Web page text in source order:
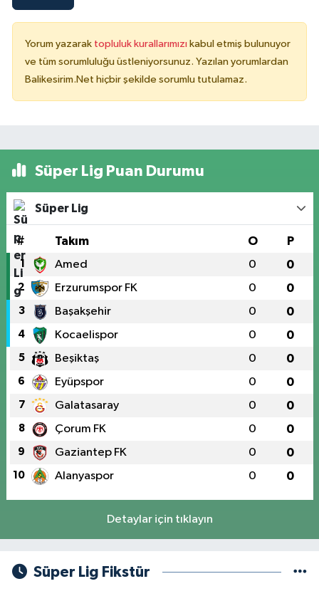
Yorum yazarak topluluk kurallarımızı kabul etmiş bulunuyor
ve tüm sorumluluğu üstleniyorsunuz. Yazılan yorumlardan
Balikesirim.Net hiçbir şekilde sorumlu tutulamaz.
Süper Lig Puan Durumu
Süper Lig
# Takım O P
1 Amed 0 0
2 Erzurumspor FK 0 0
3 Başakşehir 0 0
4 Kocaelispor 0 0
5 Beşiktaş 0 0
6 Eyüpspor 0 0
7 Galatasaray 0 0
8 Çorum FK 0 0
9 Gaziantep FK 0 0
10 Alanyaspor 0 0
Detaylar için tıklayın
Süper Lig Fikstür